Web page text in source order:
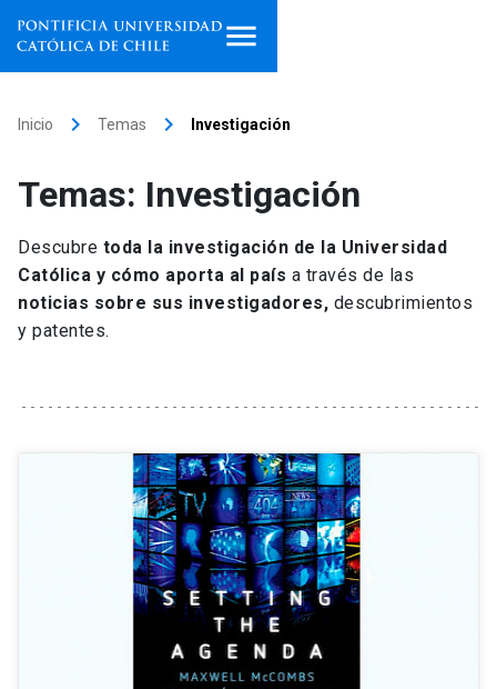
Facultades, escuelas e
institutos
Investigación
Extensión
Información para keyboard_arrow_down
launch
Inicio keyboard_arrow_right Temas keyboard_arrow_right Investigación
Temas: Investigación
Descubre toda la investigación de la Universidad
Católica y cómo aporta al país a través de las
noticias sobre sus investigadores, descubrimientos
y patentes.